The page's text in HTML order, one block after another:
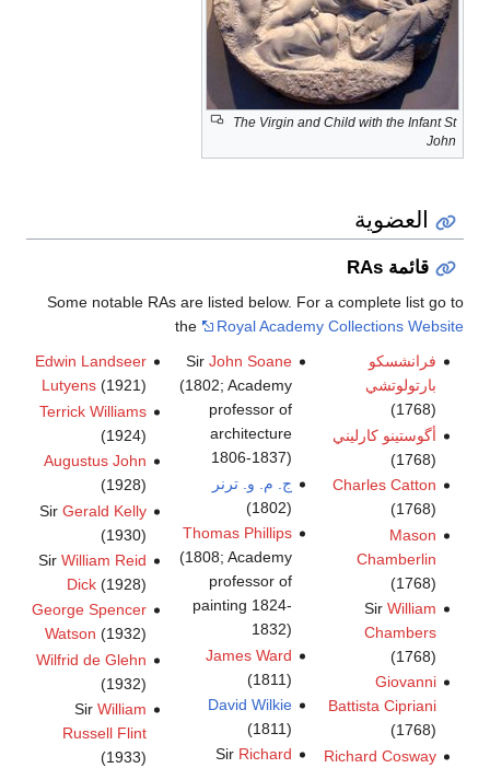
The Virgin and Child with the Infant St
John
العضوية
قائمة RAs
Some notable RAs are listed below. For a complete list go to
the
Royal Academy Collections Website
فرانشسكو
بارتولوتشي
(1768)
أگوستينو كارليني
(1768)
Charles Catton
(1768)
Mason
Chamberlin
(1768)
Sir William
Chambers
(1768)
Giovanni
Battista Cipriani
(1768)
Richard Cosway
Sir John Soane
(1802; Academy
professor of
architecture
1806-1837)
ج. م. و. ترنر
(1802)
Thomas Phillips
(1808; Academy
professor of
painting 1824-
1832)
James Ward
(1811)
David Wilkie
(1811)
Sir Richard
Edwin Landseer
Lutyens(1921)
Terrick Williams
(1924)
Augustus John
(1928)
Sir Gerald Kelly
(1930)
Sir William Reid
Dick(1928)
George Spencer
Watson (1932)
Wilfrid de Glehn
(1932)
Sir William
Russell Flint
(1933)